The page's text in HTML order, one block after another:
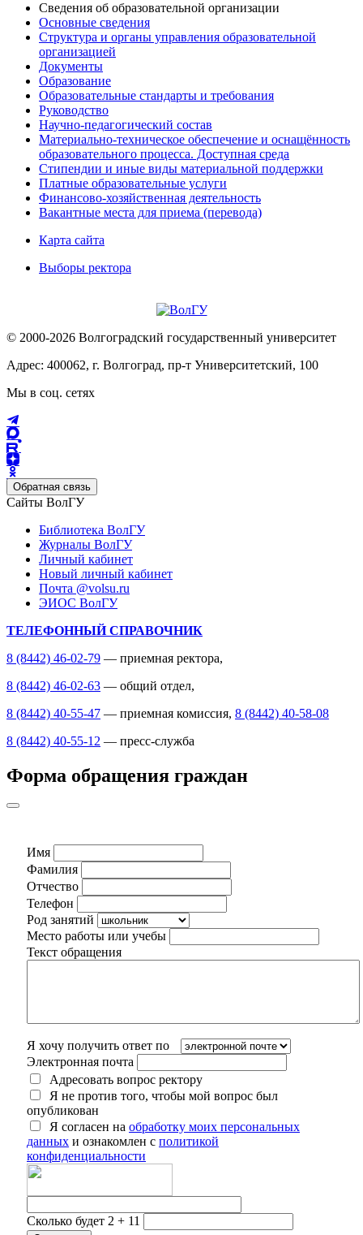
Сведения об образовательной организации
Основные сведения
Структура и органы управления образовательной
организацией
Документы
Образование
Образовательные стандарты и требования
Руководство
Научно-педагогический состав
Материально-техническое обеспечение и оснащённость
образовательного процесса. Доступная среда
Стипендии и иные виды материальной поддержки
Платные образовательные услуги
Финансово-хозяйственная деятельность
Вакантные места для приема (перевода)
Карта сайта
Выборы ректора
© 2000-2026 Волгоградский государственный университет
Адрес: 400062, г. Волгоград, пр-т Университетский, 100
Мы в соц. сетях
Обратная связь
Сайты ВолГУ
Библиотека ВолГУ
Журналы ВолГУ
Личный кабинет
Новый личный кабинет
Почта @volsu.ru
ЭИОС ВолГУ
ТЕЛЕФОННЫЙ СПРАВОЧНИК
8 (8442) 46-02-79 — приемная ректора,
8 (8442) 46-02-63 — общий отдел,
8 (8442) 40-55-47 — приемная комиссия, 8 (8442) 40-58-08
8 (8442) 40-55-12 — пресс-служба
Форма обращения граждан
Имя
Фамилия
Отчество
Телефон
Род занятий
Место работы или учебы
Текст обращения
Я хочу получить ответ по
Электронная почта
Адресовать вопрос ректору
Я не против того, чтобы мой вопрос был
опубликован
Я согласен на обработку моих персональных
данных и ознакомлен с политикой
конфиденциальности
Сколько будет 2 + 11